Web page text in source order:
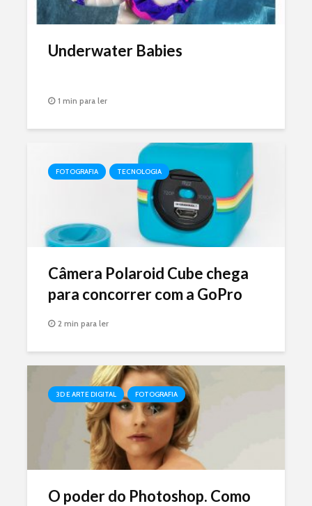
Underwater Babies
1 min para ler
FOTOGRAFIA TECNOLOGIA
Câmera Polaroid Cube chega
para concorrer com a GoPro
2 min para ler
3D E ARTE DIGITAL FOTOGRAFIA
O poder do Photoshop. Como